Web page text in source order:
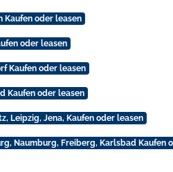
Kaufen oder leasen
oder leasen
Kaufen oder leasen
Kaufen oder leasen
Leipzig, Jena, Kaufen oder leasen
Naumburg, Freiberg, Karlsbad Kaufen